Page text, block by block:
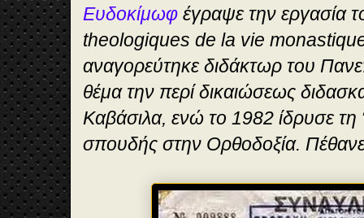
Ευδοκίμωφ έγραψε την εργασία
theologiques de la vie
αναγορεύτηκε διδάκτωρ του
θέμα την περί δικαιώσεως
Καβάσιλα, ενώ το 1982 ίδρυσε τη
σπουδής στην Ορθοδοξία.